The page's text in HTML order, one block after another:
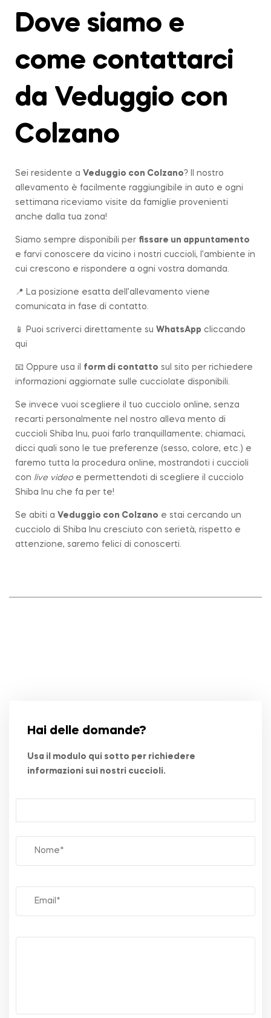
Dove siamo e
come contattarci
da Veduggio con
Colzano
Sei residente a Veduggio con Colzano? Il nostro
allevamento è facilmente raggiungibile in auto e ogni
settimana riceviamo visite da famiglie provenienti
anche dalla tua zona!
Siamo sempre disponibili per fissare un appuntamento
e farvi conoscere da vicino i nostri cuccioli, l’ambiente in
cui crescono e rispondere a ogni vostra domanda.
📍 La posizione esatta dell’allevamento viene
comunicata in fase di contatto.
📱 Puoi scriverci direttamente su WhatsApp cliccando
qui
📧 Oppure usa il form di contatto sul sito per richiedere
informazioni aggiornate sulle cucciolate disponibili.
Se invece vuoi scegliere il tuo cucciolo online, senza
recarti personalmente nel nostro alleva mento di
cuccioli Shiba Inu, puoi farlo tranquillamente; chiamaci,
dicci quali sono le tue preferenze (sesso, colore, etc.) e
faremo tutta la procedura online, mostrandoti i cuccioli
con live videoe permettendoti di scegliere il cucciolo
Shiba Inu che fa per te!
Se abiti a Veduggio con Colzano e stai cercando un
cucciolo di Shiba Inu cresciuto con serietà, rispetto e
attenzione, saremo felici di conoscerti.
Hai delle domande?
Usa il modulo qui sotto per richiedere
informazioni sui nostri cuccioli.